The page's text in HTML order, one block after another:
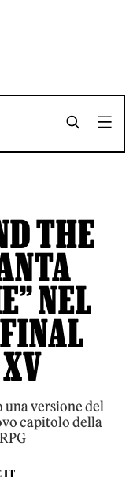
SHARE
SHARE
THE
NEL
una versione del
capitolo della
IT